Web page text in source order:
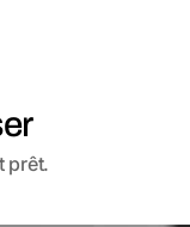
prêt.